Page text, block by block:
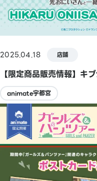
2025.04.18 店鋪
【限定商品販売情報】キ
animate宇都宮